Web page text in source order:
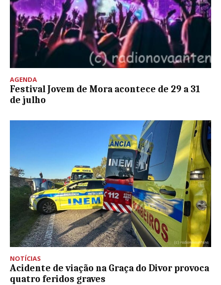
AGENDA
Festival Jovem de Mora acontece de 29 a 31
de julho
NOTÍCIAS
Acidente de viação na Graça do Divor provoca
quatro feridos graves